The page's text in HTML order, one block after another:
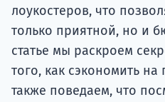
лоукостеров, что
только приятной, но и
статье мы раскроем
того, как сэкономить
также поведаем, что